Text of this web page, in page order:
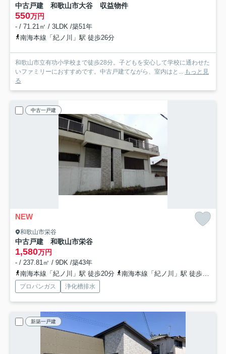
中古戸建 和歌山市大谷 収益物件
550万円
- / 71.21㎡ / 3LDK /築51年
南海本線「紀ノ川」駅 徒歩26分
和歌山市立有功小学校まで徒歩28分。子どもを安心して学校に通わせた
いファミリーにおすすめです。中古戸建てながら、室内はと...
もっと見
る
中古一戸建
NEW
和歌山市栄谷
中古戸建 和歌山市栄谷
1,580万円
- / 237.81㎡ / 9DK /築43年
南海本線「紀ノ川」駅 徒歩20分
南海本線「紀ノ川」駅 徒歩20分
プロパンガス 浄化槽排水
新築一戸建